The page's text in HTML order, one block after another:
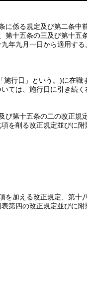
に係る規定及び第二条中
第十五条の三及び第十
年九月一日から適用する
施行日」という。)に在職
ては、施行日に引き続
び第十五条の二の改正
を削る改正規定並びに
を加える改正規定、第
第四の改正規定並びに